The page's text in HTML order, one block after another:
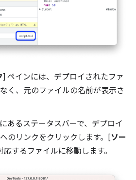
] ペインには、デプロイされたファ
く、元のファイルの名前が表示さ
あるステータスバーで、デプロイ
のリンクをクリックします。[ソー
するファイルに移動します。